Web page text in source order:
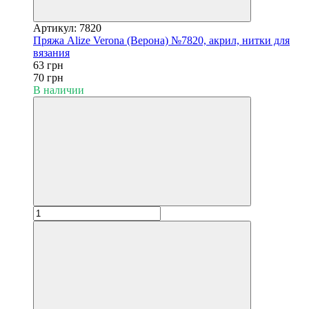
Артикул: 7820
Пряжа Alize Verona (Верона) №7820, акрил, нитки для
вязания
63 грн
70 грн
В наличии